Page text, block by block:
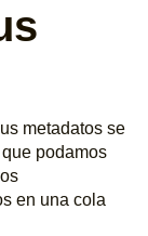
metadatos se
podamos
en una cola